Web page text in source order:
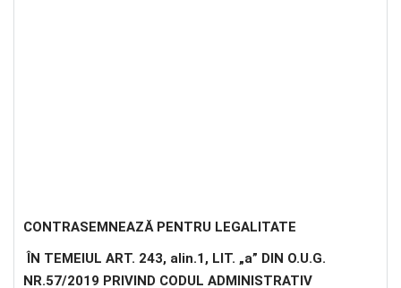
CONTRASEMNEAZĂ PENTRU LEGALITATE
ÎN TEMEIUL ART. 243, alin.1, LIT. „a” DIN O.U.G.
NR.57/2019 PRIVIND CODUL ADMINISTRATIV